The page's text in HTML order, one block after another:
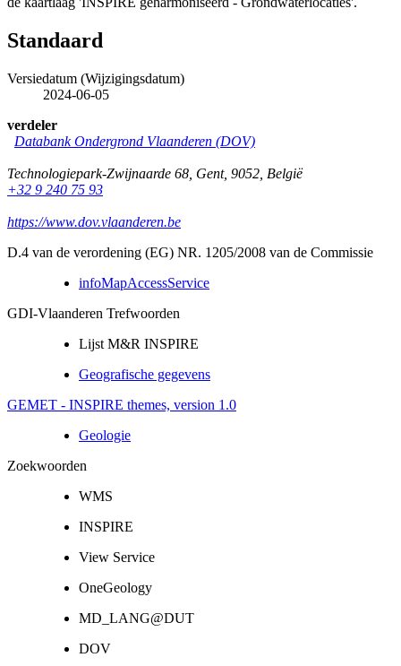
Standaard
Versiedatum (Wijzigingsdatum)
2024-06-05
verdeler
Databank Ondergrond Vlaanderen (DOV)
Technologiepark-Zwijnaarde 68 Gent, 9052 België
+32 9 240 75 93
https://www.dov.vlaanderen.be
D.4 van de verordening (EG) NR. 1205/2008 van de Commissie
infoMapAccessService
GDI-Vlaanderen Trefwoorden
Lijst M&R INSPIRE
Geografische gegevens
GEMET - INSPIRE themes, version 1.0
Geologie
Zoekwoorden
WMS
INSPIRE
View Service
OneGeology
MD_LANG@DUT
DOV